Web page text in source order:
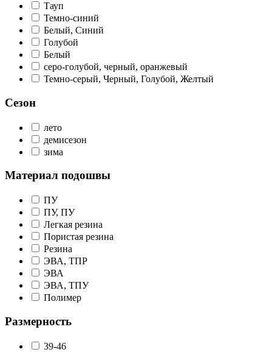
Тауп
Темно-синий
Белый, Синий
Голубой
Белый
серо-голубой, черный, оранжевый
Темно-серый, Черный, Голубой, Желтый
Сезон
лето
демисезон
зима
Материал подошвы
ПУ
ПУ, ПУ
Легкая резина
Пористая резина
Резина
ЭВА, ТПР
ЭВА
ЭВА, ТПУ
Полимер
Размерность
39-46